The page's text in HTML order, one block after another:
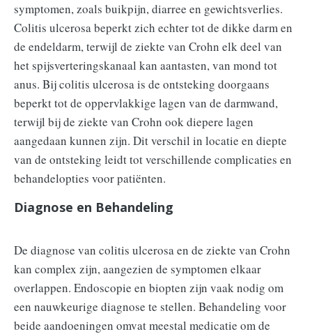
symptomen, zoals buikpijn, diarree en gewichtsverlies.
Colitis ulcerosa beperkt zich echter tot de dikke darm en
de endeldarm, terwijl de ziekte van Crohn elk deel van
het spijsverteringskanaal kan aantasten, van mond tot
anus. Bij colitis ulcerosa is de ontsteking doorgaans
beperkt tot de oppervlakkige lagen van de darmwand,
terwijl bij de ziekte van Crohn ook diepere lagen
aangedaan kunnen zijn. Dit verschil in locatie en diepte
van de ontsteking leidt tot verschillende complicaties en
behandelopties voor patiënten.
Diagnose en Behandeling
De diagnose van colitis ulcerosa en de ziekte van Crohn
kan complex zijn, aangezien de symptomen elkaar
overlappen. Endoscopie en biopten zijn vaak nodig om
een nauwkeurige diagnose te stellen. Behandeling voor
beide aandoeningen omvat meestal medicatie om de